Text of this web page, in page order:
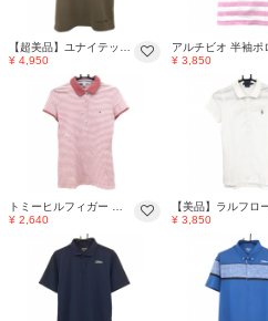
【超美品】ユナイテッドアローズゴルフ 半袖ポロシャツ ブラウン 肩フリル レディース SMALL ゴルフウェア UNITED ARROWS
¥ 4,950
¥ 3,850
トミーヒルフィガー 半袖ポロシャツ 白×ライトピンク ボーダー 胸ロゴ レディース S/P ゴルフウェア Tommy Hilfiger Golf
¥ 2,640
¥ 3,850